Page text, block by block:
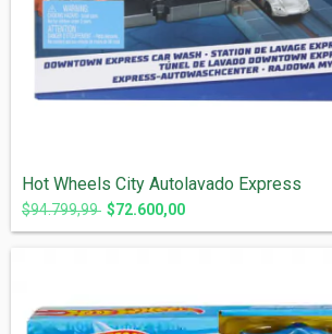
Hot Wheels City Autolavado Express
$94.799,99 $72.600,00